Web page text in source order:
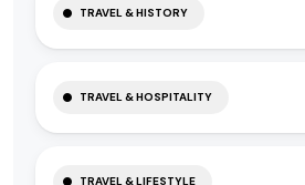
TRAVEL & HISTORY
TRAVEL & HOSPITALITY
TRAVEL & LIFESTYLE